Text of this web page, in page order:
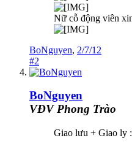
Nữ cỗ động viên
BoNguyen, 2/7/12
#2
BoNguyen
VĐV Phong Trào
Giao lưu + Giao ly